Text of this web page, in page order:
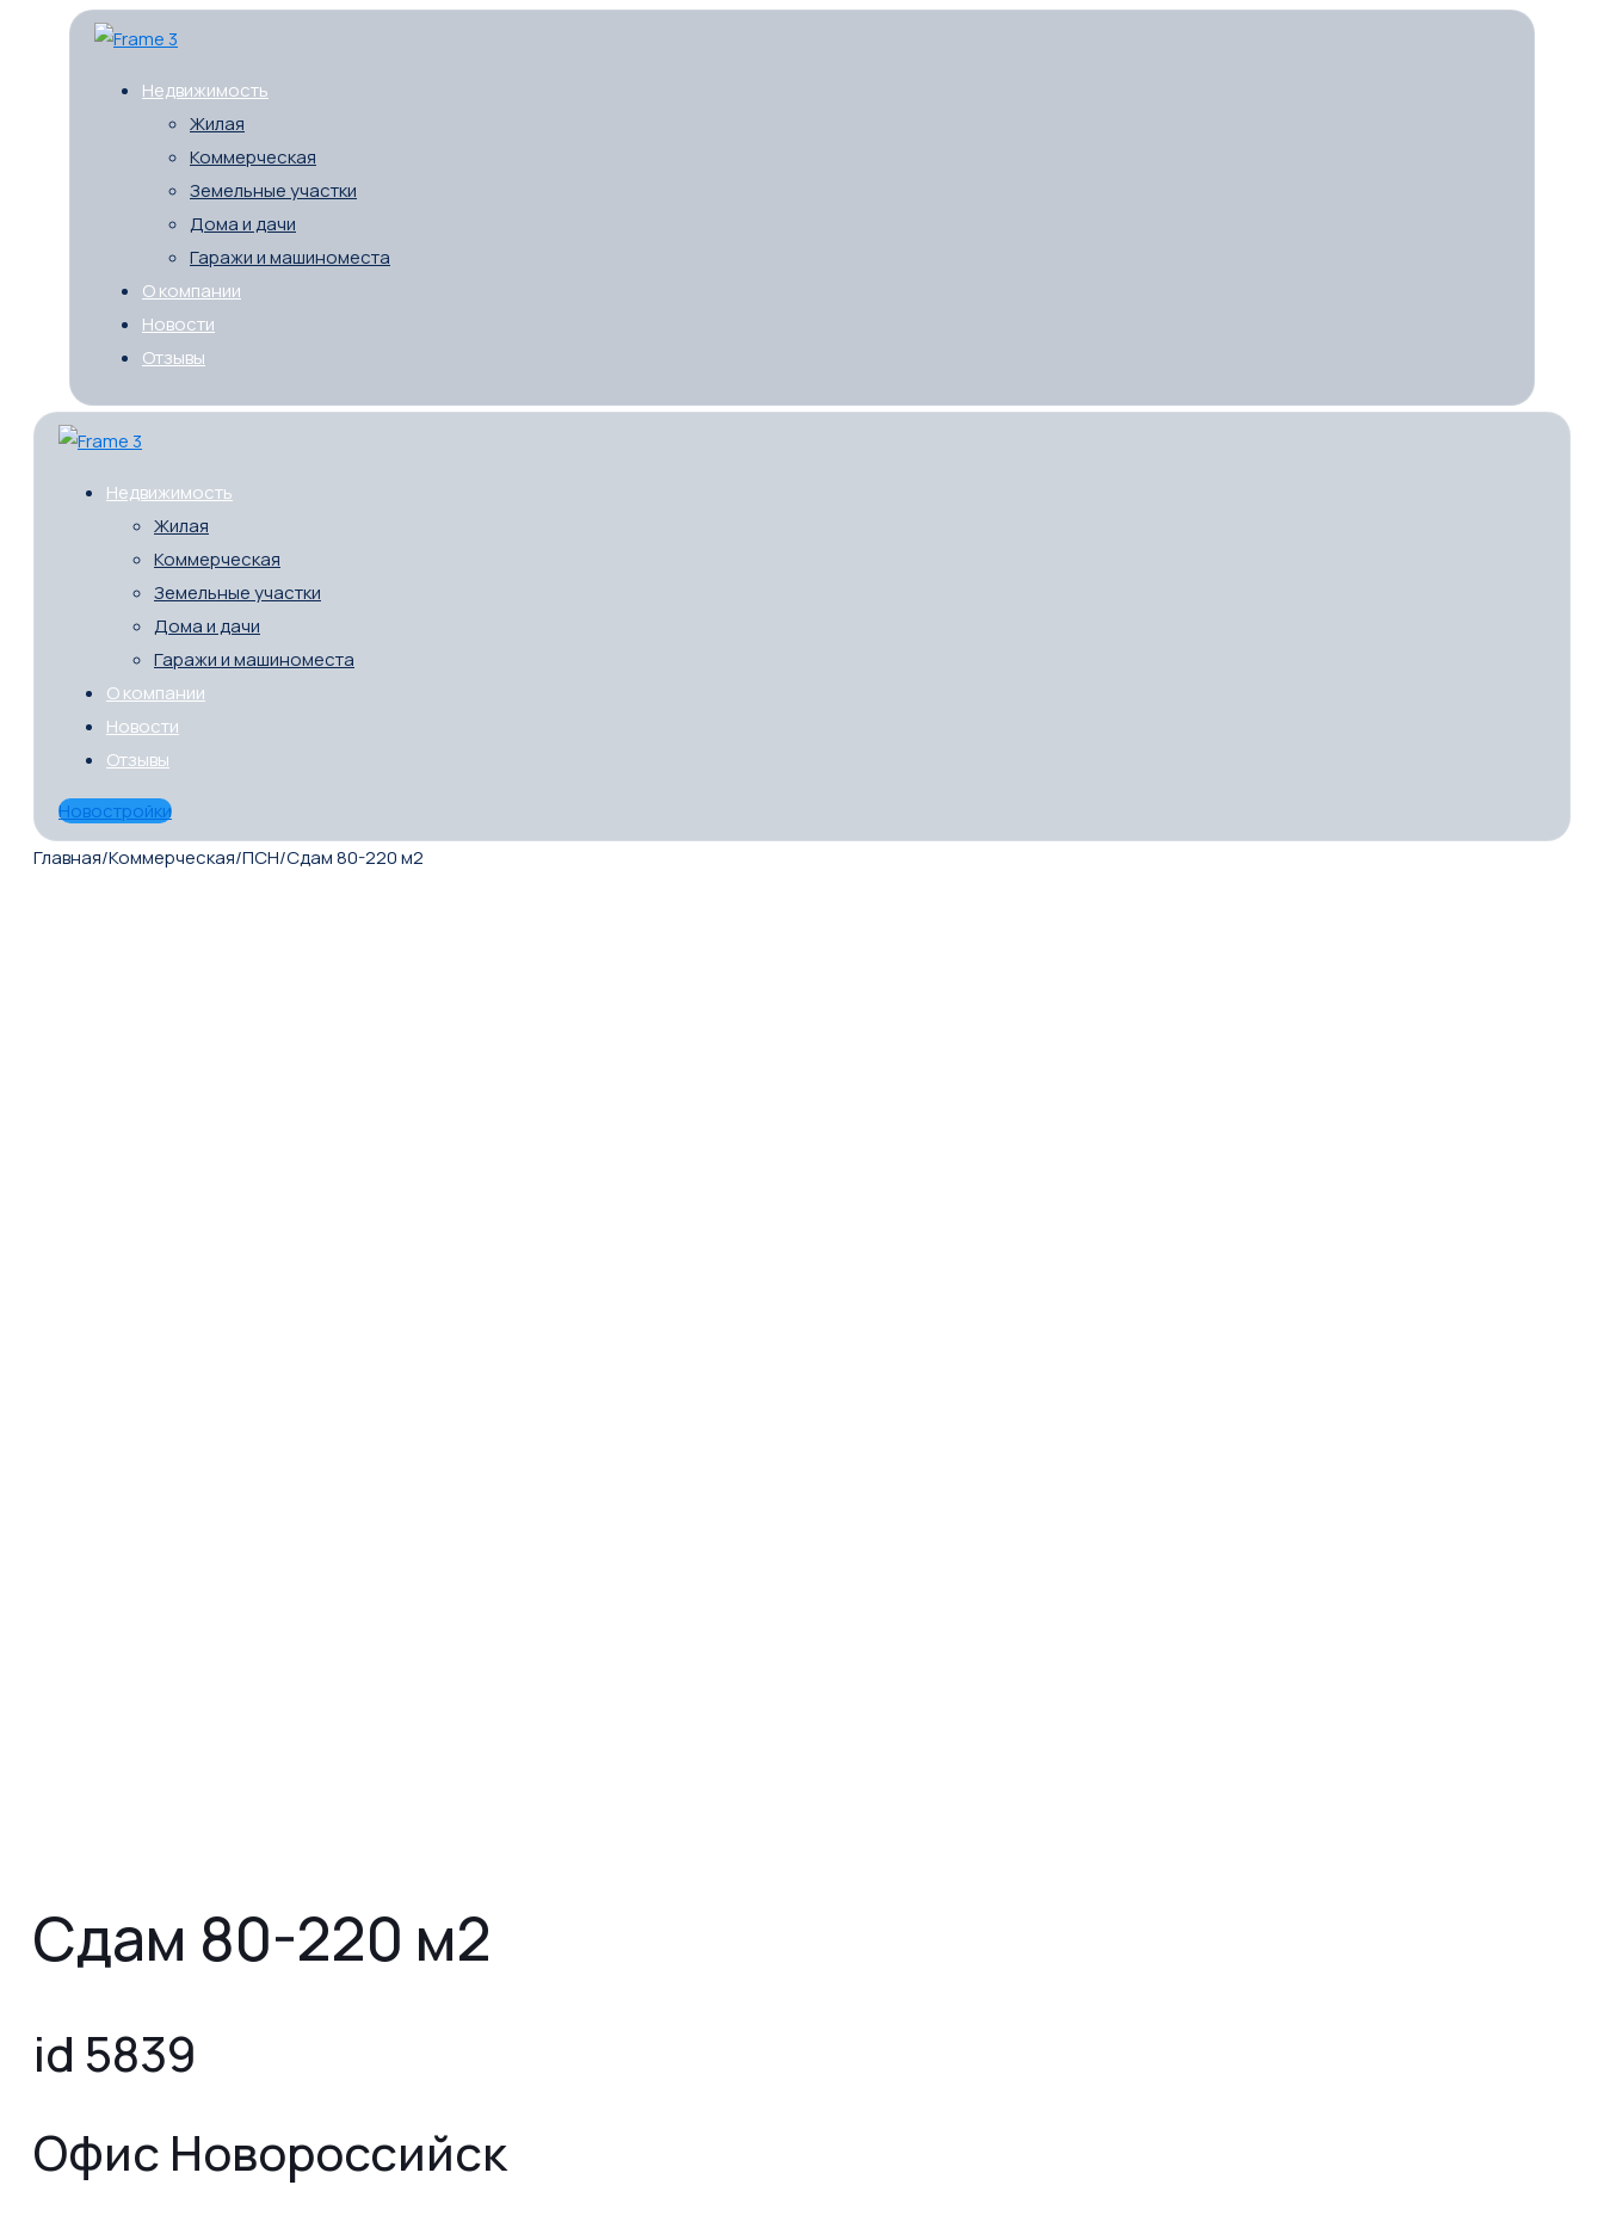
Недвижимость
Жилая
Коммерческая
Земельные участки
Дома и дачи
Гаражи и машиноместа
О компании
Новости
Отзывы
Недвижимость
Жилая
Коммерческая
Земельные участки
Дома и дачи
Гаражи и машиноместа
О компании
Новости
Отзывы
Новостройки
Главная/Коммерческая/ПСН/Сдам 80-220 м2
Сдам 80-220 м2
id 5839
Офис Новороссийск